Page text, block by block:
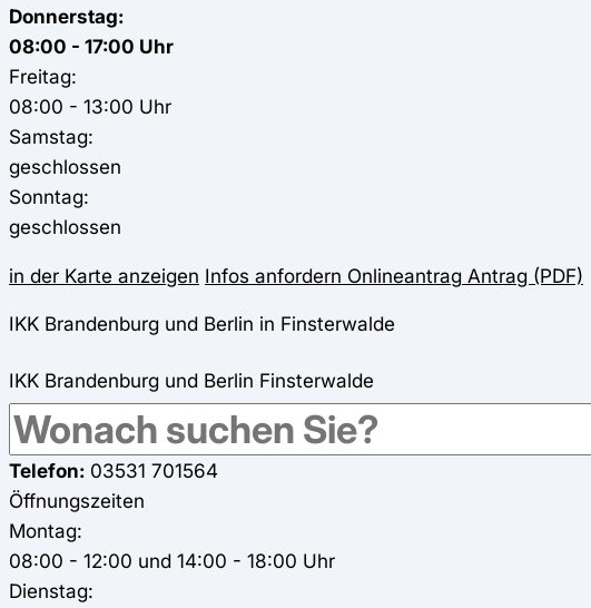
Donnerstag:
08:00 - 17:00 Uhr
Freitag:
08:00 - 13:00 Uhr
Samstag:
geschlossen
Sonntag:
geschlossen
in der Karte anzeigen Infos anfordern Onlineantrag Antrag (PDF)
IKK Brandenburg und Berlin in Finsterwalde
IKK Brandenburg und Berlin Finsterwalde
Genossenschaftsstraße 19
03238Finsterwalde
Telefon: 03531 701564
Öffnungszeiten
Montag:
08:00 - 12:00 und 14:00 - 18:00 Uhr
Dienstag: